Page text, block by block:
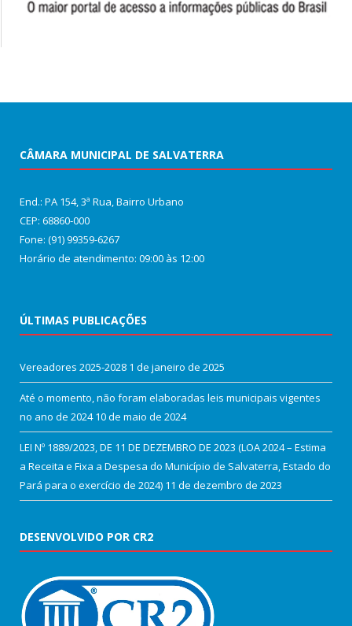
CÂMARA MUNICIPAL DE SALVATERRA
End.: PA 154, 3ª Rua, Bairro Urbano
CEP: 68860‑000
Fone: (91) 99359-6267
Horário de atendimento: 09:00 às 12:00
ÚLTIMAS PUBLICAÇÕES
Vereadores 2025-2028 1 de janeiro de 2025
Até o momento, não foram elaboradas leis municipais vigentes
no ano de 2024 10 de maio de 2024
LEI Nº 1889/2023, DE 11 DE DEZEMBRO DE 2023 (LOA 2024 – Estima
a Receita e Fixa a Despesa do Município de Salvaterra, Estado do
Pará para o exercício de 2024) 11 de dezembro de 2023
DESENVOLVIDO POR CR2